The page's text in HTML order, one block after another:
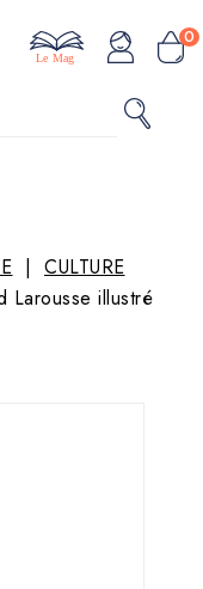
0
Le Mag
CULTURE
Larousse illustré